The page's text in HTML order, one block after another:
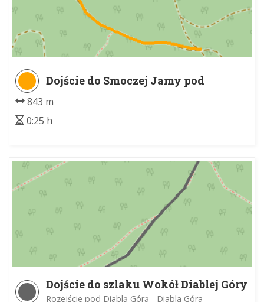
Dojście do Smoczej Jamy pod
Zubrzym Wierchem z czarnego
szlaku
843 m
0:25 h
Dojście do szlaku Wokół Diablej Góry
Rozejście pod Diablą Górą - Diabla Góra